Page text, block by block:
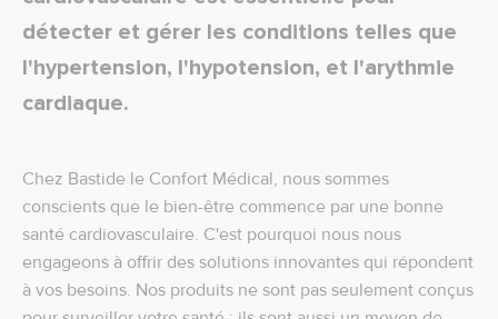
détecter et gérer les conditions telles que
l'hypertension, l'hypotension, et l'arythmie
cardiaque.
Chez Bastide le Confort Médical, nous sommes
conscients que le bien-être commence par une bonne
santé cardiovasculaire. C'est pourquoi nous nous
engageons à offrir des solutions innovantes qui répondent
à vos besoins. Nos produits ne sont pas seulement conçus